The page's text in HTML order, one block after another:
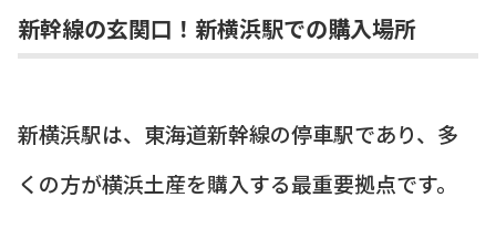
新幹線の玄関口！新横浜駅での購入場所
新横浜駅は、東海道新幹線の停車駅であり、多
くの方が横浜土産を購入する最重要拠点です。